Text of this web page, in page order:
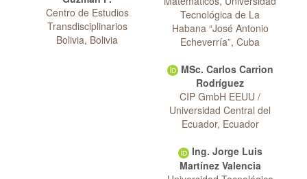
Centro de Estudios
Transdisciplinarios
Bolivia, Bolivia
Tecnológica de La
Habana “José Antonio
Echeverría”, Cuba
MSc. Carlos Carrion
Rodríguez
CIP GmbH EEUU /
Universidad Central del
Ecuador, Ecuador
Ing. Jorge Luis
Martínez Valencia